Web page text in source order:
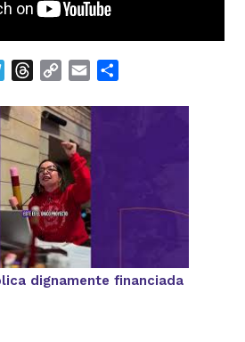
TelegramThreads
Copy Email
dignamente financiada